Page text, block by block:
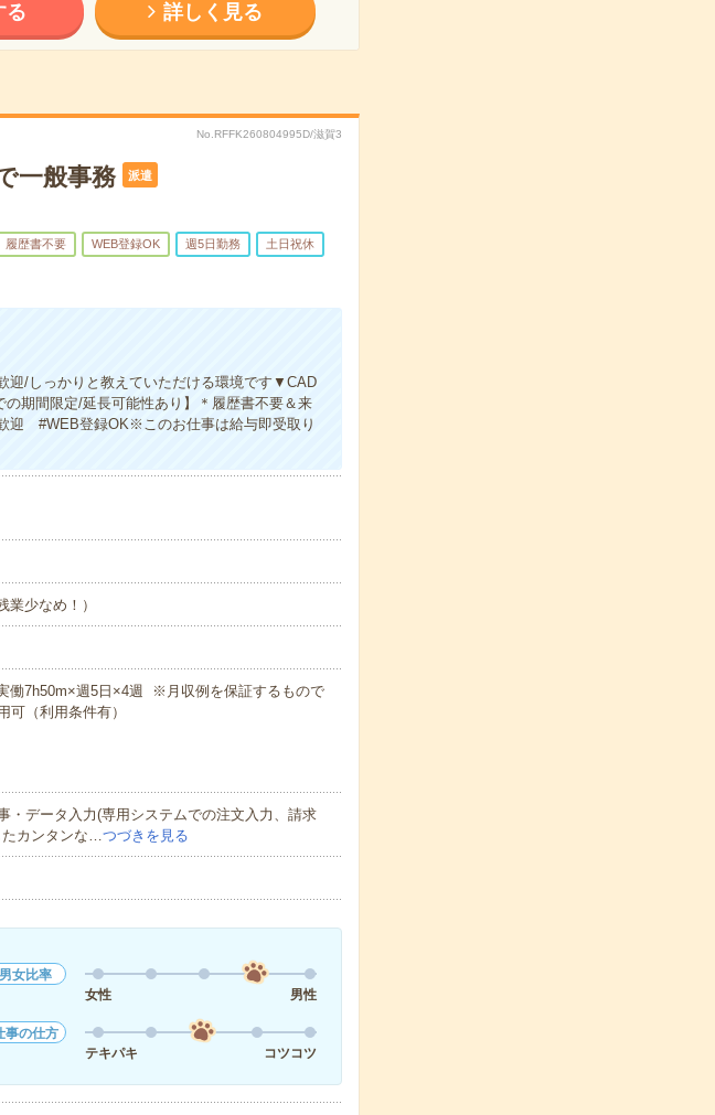
る 詳しく見る
No.RFFK260804995D/滋賀3
一般事務 派遣
履歴書不要 WEB登録OK 週5日勤務 土日祝休
迎/しっかりと教えていただける環境です▼CAD
期間限定/延長可能性あり】＊履歴書不要＆来
迎 #WEB登録OK※このお仕事は給与即受取り
少なめ！）
7h50m×週5日×4週 ※月収例を保証するもので
（利用条件有）
・データ入力(専用システムでの注文入力、請求
たカンタンな…つづきを見る
男女比率
女性
男性
事の仕方
テキパキ
コツコツ